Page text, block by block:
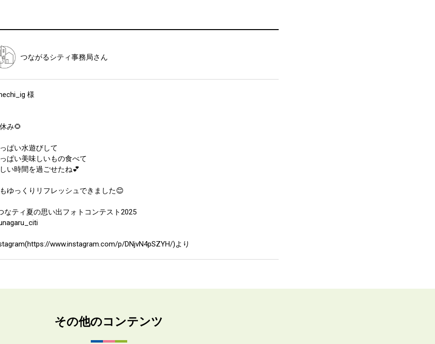
つながるシティ事務局さん
様
み🌻
ぱい水遊びして
ぱい美味しいもの食べて
い時間を過ごせたね💕
ゆっくりリフレッシュできました😊
なティ夏の思い出フォトコンテスト2025
www.instagram.com/p/DNjvN4pSZYH/)より
その他のコンテンツ